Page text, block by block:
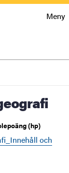
Meny
(hp)
och